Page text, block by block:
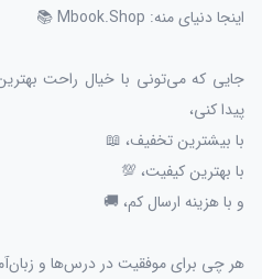
اینجا دنیای منه: Mbook.Shop 📚
جایی که می‌تونی با خیال راحت
پیدا کنی،
با بیشترین تخفیف، 📖
با بهترین کیفیت، 💯
و با هزینه ارسال کم، 🚚
هر چی برای موفقیت در درس‌ها و